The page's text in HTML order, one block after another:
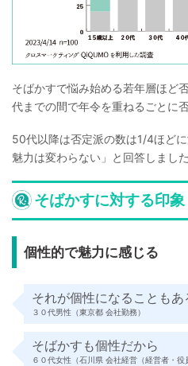
そばかすで悩み始める若年層ほど
代までの間で年令を重ねるごとに
50代以降は否定派の数は1/4ほど
魅力は変わらない」と回答しました
そばかすに対する印象
個性的で魅力に感じる
それが個性になることもあ
３０代男性（東京都 会社勤務）
そばかすも個性だから
６０代女性（石川県 会社経営（経営者・役